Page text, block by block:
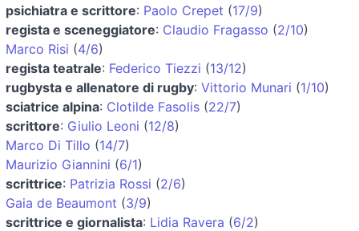
psichiatra e scrittore: Paolo Crepet (17/9)
regista e sceneggiatore: Claudio Fragasso (2/10)
Marco Risi (4/6)
regista teatrale: Federico Tiezzi (13/12)
rugbysta e allenatore di rugby: Vittorio Munari (1/10)
sciatrice alpina: Clotilde Fasolis (22/7)
scrittore: Giulio Leoni (12/8)
Marco Di Tillo (14/7)
Maurizio Giannini (6/1)
scrittrice: Patrizia Rossi (2/6)
Gaia de Beaumont (3/9)
scrittrice e giornalista: Lidia Ravera (6/2)